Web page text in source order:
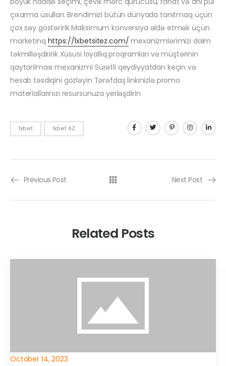
çıxarma üsulları. Brendimizi bütün dünyada tanıtmaq üçün
çox səy göstəririk Maksimum konversiya əldə etmək üçün
marketinq https://1xbetsitez.com/ mexanizmlərimizi daim
təkmilləşdiririk Xüsusi loyallıq proqramları və müştərinin
qaytarılması mexanizmi Sürətli qeydiyyatdan keçin və
hesab təsdiqini gözləyin Tərəfdaş linkinizlə promo
materiallarınızı resursunuza yerləşdirin
1xbet 1xbet AZ
Previous Post Next Post
Related Posts
October 14, 2023